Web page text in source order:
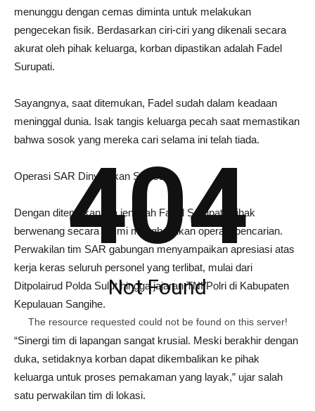
menunggu dengan cemas diminta untuk melakukan
pengecekan fisik. Berdasarkan ciri-ciri yang dikenali secara
akurat oleh pihak keluarga, korban dipastikan adalah Fadel
Surupati.
Sayangnya, saat ditemukan, Fadel sudah dalam keadaan
meninggal dunia. Isak tangis keluarga pecah saat memastikan
bahwa sosok yang mereka cari selama ini telah tiada.
Operasi SAR Dinyatakan Selesai
Dengan ditemukannya jenazah Fadel Surupati, pihak
berwenang secara resmi menghentikan operasi pencarian.
Perwakilan tim SAR gabungan menyampaikan apresiasi atas
kerja keras seluruh personel yang terlibat, mulai dari
Ditpolairud Polda Sulut hingga jajaran TNI/Polri di Kabupaten
Kepulauan Sangihe.
“Sinergi tim di lapangan sangat krusial. Meski berakhir dengan
duka, setidaknya korban dapat dikembalikan ke pihak
keluarga untuk proses pemakaman yang layak,” ujar salah
satu perwakilan tim di lokasi.
404
Not Found
The resource requested could not be found on this server!